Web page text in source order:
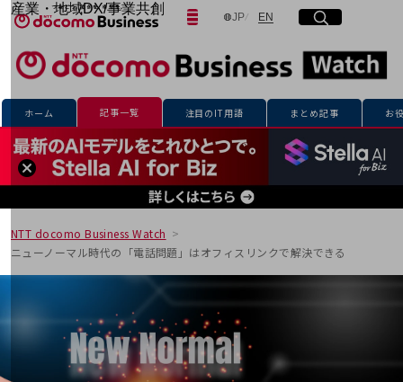
産業・地域DX/事業共創
OPEN HUB for Plural Futures
自律・分散・協調型社会の実現を目指し、
「社会可能性」を探究・実装する事業共創エコシステムです。
OPEN HUB for Plural Futuresとは
イベント/ウェビナー
記事コンテンツ
プレイヤー(カタリスト/パートナー企業)
事例
Smart World
産業・地域DXプラットフォーマーとして
企業と地域が持続成長する社会を目指します
Smart City
Smart Education
Smart Healthcare
Smart Worksite
生成AI(Generative AI)
地域の取り組み
JP日本語
ENEnglish
サイト内検索
開く
メニュー
開く
フリーワードを入力して探す
フリーワードでNTTドコモビジネスの
検索する
ホーム 記事一覧 注目のIT用語 まとめ記事 お
NTT docomo Business Watch
ニューノーマル時代の「電話問題」はオフィスリンクで解決できる